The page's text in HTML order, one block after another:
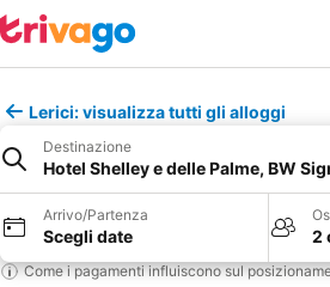
Lerici: visualizza tutti gli alloggi
Destinazione
Hotel Shelley e delle Palme, BW
Arrivo/Partenza
Scegli date 2
Come i pagamenti influiscono sul